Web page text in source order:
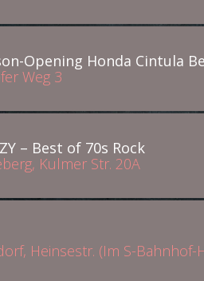
Opening Honda Cintula
Weg 3
– Best of 70s Rock
Kulmer Str. 20A
Heinsestr. (Im S-Bahnhof-